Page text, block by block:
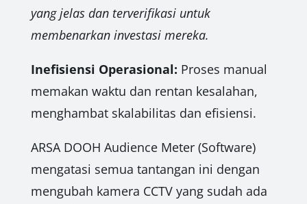
yang jelas dan terverifikasi untuk
membenarkan investasi mereka.
Inefisiensi Operasional: Proses manual
memakan waktu dan rentan kesalahan,
menghambat skalabilitas dan efisiensi.
ARSA DOOH Audience Meter (Software)
mengatasi semua tantangan ini dengan
mengubah kamera CCTV yang sudah ada